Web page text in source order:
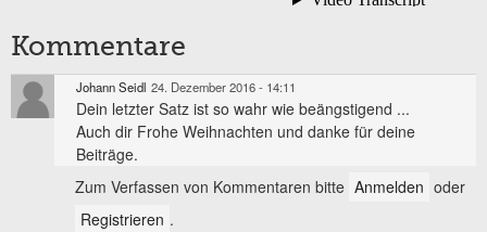
Kommentare
Johann Seidl 24. Dezember 2016 - 14:11
Dein letzter Satz ist so wahr wie beängstigend ...
Auch dir Frohe Weihnachten und danke für deine
Beiträge.
Zum Verfassen von Kommentaren bitte Anmelden oder
Registrieren .